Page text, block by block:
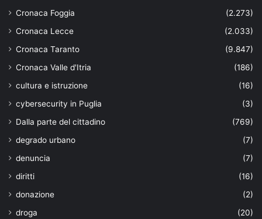
Cronaca Foggia
(2.273)
Cronaca Lecce
(2.033)
Cronaca Taranto
(9.847)
Cronaca Valle d'Itria
(186)
cultura e istruzione
(16)
cybersecurity in Puglia
(3)
Dalla parte del cittadino
(769)
degrado urbano
(7)
denuncia
(7)
diritti
(16)
donazione
(2)
droga
(20)